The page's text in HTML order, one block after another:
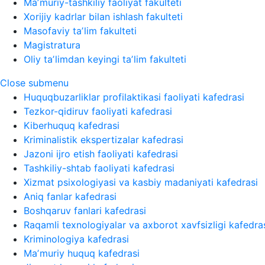
Maʼmuriy-tashkiliy faoliyat fakulteti
Xorijiy kadrlar bilan ishlash fakulteti
Masofaviy taʼlim fakulteti
Magistratura
Oliy taʼlimdan keyingi taʼlim fakulteti
Close submenu
Huquqbuzarliklar profilaktikasi faoliyati kafedrasi
Tezkor-qidiruv faoliyati kafedrasi
Kiberhuquq kafedrasi
Kriminalistik ekspertizalar kafedrasi
Jazoni ijro etish faoliyati kafedrasi
Tashkiliy-shtab faoliyati kafedrasi
Xizmat psixologiyasi va kasbiy madaniyati kafedrasi
Aniq fanlar kafedrasi
Boshqaruv fanlari kafedrasi
Raqamli texnologiyalar va axborot xavfsizligi
Kriminologiya kafedrasi
Maʼmuriy huquq kafedrasi